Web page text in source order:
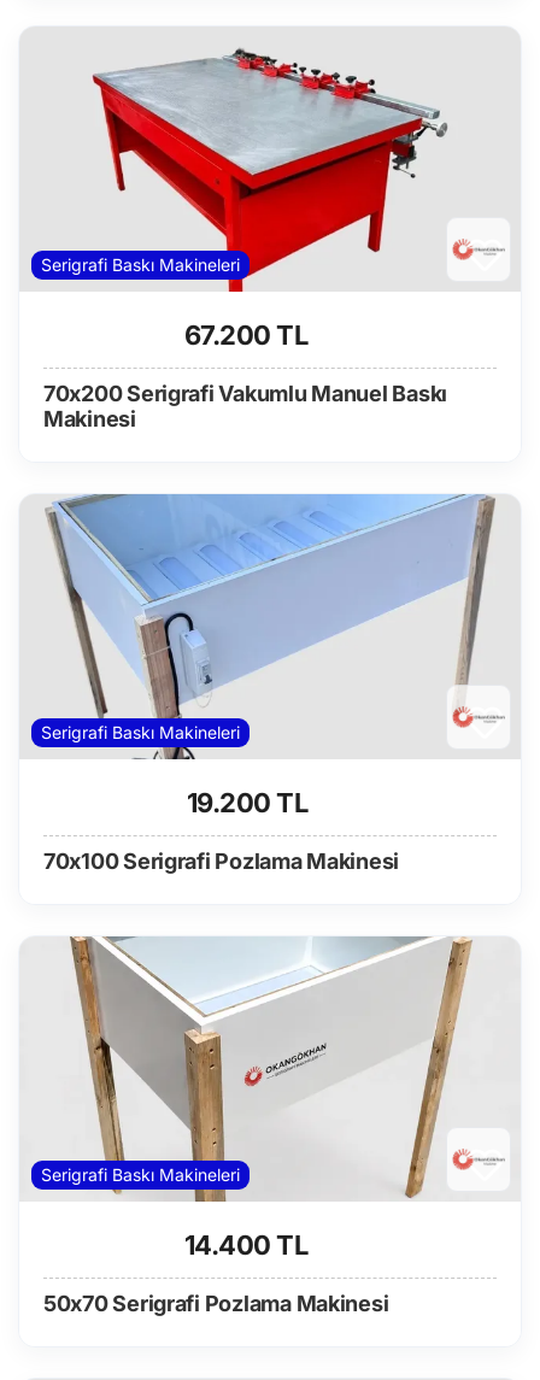
Serigrafi Baskı Makineleri
67.200 TL
70x200 Serigrafi Vakumlu Manuel Baskı
Makinesi
Serigrafi Baskı Makineleri
19.200 TL
70x100 Serigrafi Pozlama Makinesi
Serigrafi Baskı Makineleri
14.400 TL
50x70 Serigrafi Pozlama Makinesi